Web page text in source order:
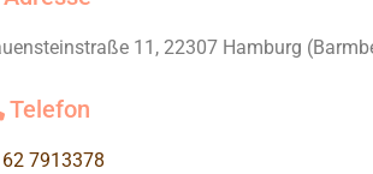
11, 22307 Hamburg
Telefon
7913378